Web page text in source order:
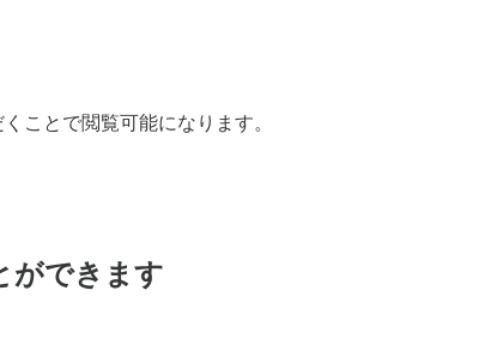
ことで閲覧可能になります。
ができます